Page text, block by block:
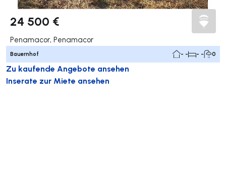
24 500 €
Penamacor, Penamacor
Bauernhof - - - - 0
Zu kaufende Angebote ansehen
Inserate zur Miete ansehen